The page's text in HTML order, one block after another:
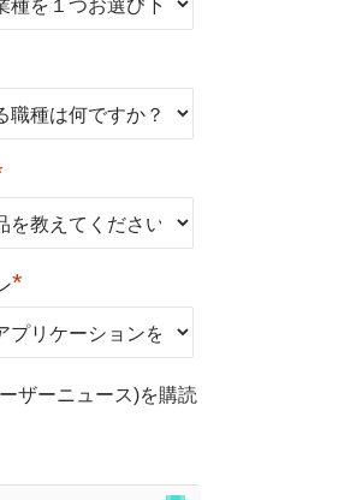
*
ザーニュース)を購読